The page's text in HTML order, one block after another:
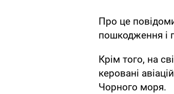
Про це
пошкодження і
Крім того, на
керовані
Чорного моря.